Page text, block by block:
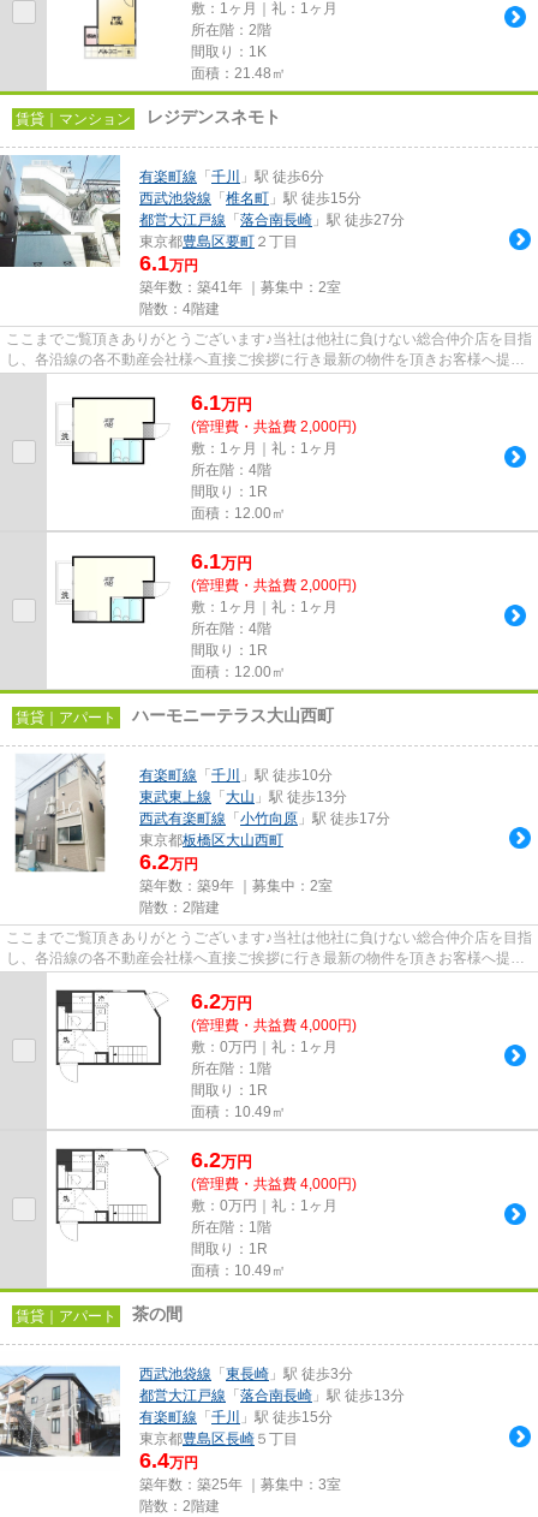
敷：1ヶ月｜礼：1ヶ月
所在階：2階
間取り：1K
面積：21.48㎡
賃貸｜マンション レジデンスネモト
有楽町線 「 千川
」駅 徒歩6分
西武池袋線 「 椎名町 」駅 徒歩15分
都営大江戸線 「 落合南長崎 」駅 徒歩27分
東京都豊島区要町 ２丁目
6.1万円
築年数：築41年 ｜募集中： 2室
階数：4階建
ここまでご覧頂きありがとうございます♪当社は他社に負けない総合仲介店を目指
し、各沿線の各不動産会社様へ直接ご挨拶に行き最新の物件を頂きお客様へ提供
6.1万円
(管理費・共益費 2,000円)
敷：1ヶ月｜礼：1ヶ月
所在階：4階
間取り：1R
面積：12.00㎡
6.1万円
(管理費・共益費 2,000円)
敷：1ヶ月｜礼：1ヶ月
所在階：4階
間取り：1R
面積：12.00㎡
賃貸｜アパート ハーモニーテラス大山西町
有楽町線 「 千川
」駅 徒歩10分
東武東上線 「 大山 」駅 徒歩13分
西武有楽町線 「 小竹向原 」駅 徒歩17分
東京都板橋区大山西町
6.2万円
築年数：築9年 ｜募集中： 2室
階数：2階建
ここまでご覧頂きありがとうございます♪当社は他社に負けない総合仲介店を目指
し、各沿線の各不動産会社様へ直接ご挨拶に行き最新の物件を頂きお客様へ提供
6.2万円
(管理費・共益費 4,000円)
敷：0万円｜礼：1ヶ月
所在階：1階
間取り：1R
面積：10.49㎡
6.2万円
(管理費・共益費 4,000円)
敷：0万円｜礼：1ヶ月
所在階：1階
間取り：1R
面積：10.49㎡
賃貸｜アパート 茶の間
西武池袋線 「 東長崎 」駅 徒歩3分
都営大江戸線 「 落合南長崎 」駅 徒歩13分
有楽町線 「 千川
」駅 徒歩15分
東京都豊島区長崎 ５丁目
6.4万円
築年数：築25年 ｜募集中： 3室
階数：2階建